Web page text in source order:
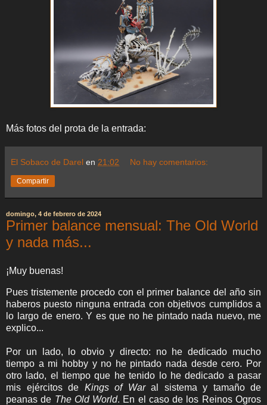
Más fotos del prota de la entrada:
El Sobaco de Darel en 21:02 No hay comentarios:
Compartir
domingo, 4 de febrero de 2024
Primer balance mensual: The Old World
y nada más...
¡Muy buenas!
Pues tristemente procedo con el primer balance del año sin
haberos puesto ninguna entrada con objetivos cumplidos a
lo largo de enero. Y es que no he pintado nada nuevo, me
explico...
Por un lado, lo obvio y directo: no he dedicado mucho
tiempo a mi hobby y no he pintado nada desde cero. Por
otro lado, el tiempo que he tenido lo he dedicado a pasar
mis ejércitos de Kings of War al sistema y tamaño de
peanas de The Old World. En el caso de los Reinos Ogros